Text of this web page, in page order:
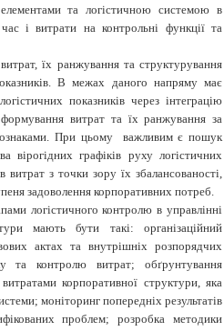
та логістичною системою в
і витрати на контрольні функції та
їх ранжування та структурування
В межах даного напряму має
показників через інтеграцію
формування витрат та їх ранжування за
ознаками. При цьому важливим є пошук
вірогідних графіків руху логістичних
витрат з точки зору їх збалансованості,
задоволення корпоративних потреб.
логістичного контролю в управлінні
мають бути такі: організаційний
актах та внутрішніх розпорядчих
та контролю витрат; обґрунтування
корпоративної структури, яка
моніторинг попередніх результатів
проблем; розробка методики